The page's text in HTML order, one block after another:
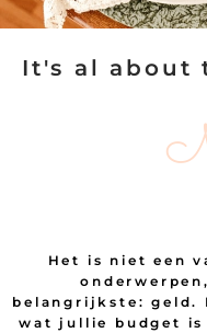
It's al about
Het is niet een
belangrijkste: geld.
wat jullie budget is